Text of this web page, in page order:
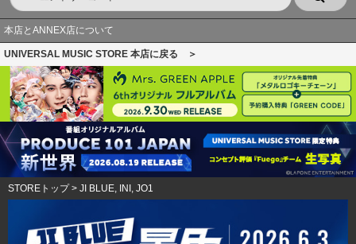
本店とANNEX店について
UNIVERSAL MUSIC STORE 本店に戻る ＞
STOREトップ> JI BLUE, INI, JO1